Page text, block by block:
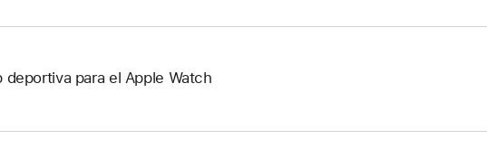
deportiva para el Apple Watch